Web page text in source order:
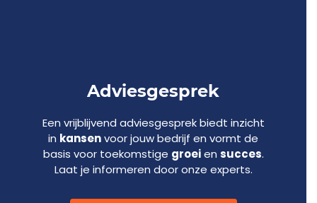
Adviesgesprek
Een vrijblijvend adviesgesprek biedt inzicht
in kansenvoor jouw bedrijf en vormt de
basis voor toekomstige groeien succes.
Laat je informeren door onze experts.